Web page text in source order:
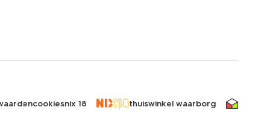
cookiesnix 18 thuiswinkel waarborg